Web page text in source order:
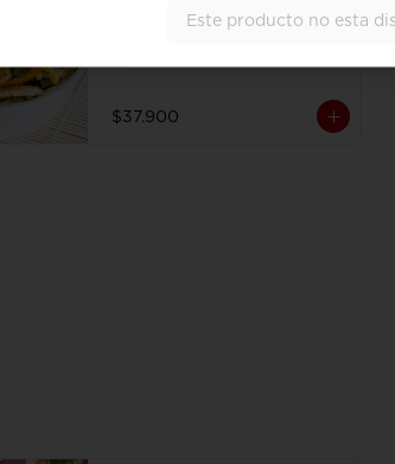
Julianas de pollo salteadas al
wok en Curry fresco con trocitos
de tallarines de arroz fritos
francesa y gaseosa.
$37.900
Este producto no esta